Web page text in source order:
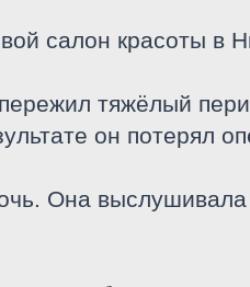
салон красоты в
тяжёлый
он потерял
Она